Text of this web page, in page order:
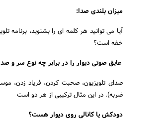
میزان بلندی صدا:
آیا می توانید هر کلمه ای را بشنوید،
خفه است؟
عایق صوتی دیوار را در برابر چه نوع سر و
صدای تلویزیون، صحبت کردن، فریاد زدن،
ضربه). در این مثال ترکیبی از هر دو است
دودکش یا کانالی روی دیوار هست؟